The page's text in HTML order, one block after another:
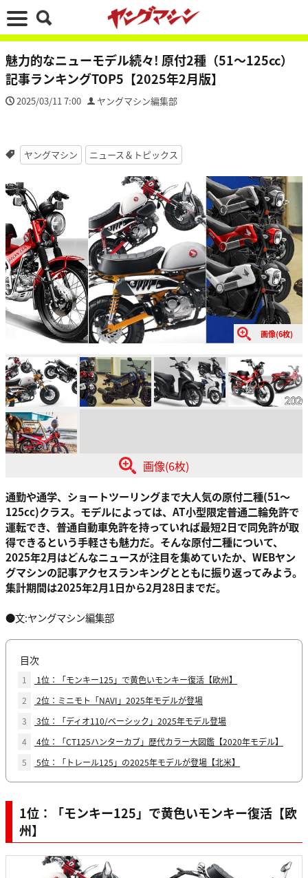
魅力的なニューモデル続々! 原付2種（51～125cc）
記事ランキングTOP5【2025年2月版】
2025/03/11 7:00 ヤングマシン編集部
ヤングマシン ニュース＆トピックス
画像(6枚)
画像(6枚)
通勤や通学、ショートツーリングまで大人気の原付二種(51～
125cc)クラス。モデルによっては、AT小型限定普通二輪免許で
運転でき、普通自動車免許を持っていれば最短2日で同免許が取
得できるという手軽さも魅力だ。そんな原付二種について、
2025年2月はどんなニュースが注目を集めていたか、WEBヤン
グマシンの記事アクセスランキングとともに振り返ってみよう。
集計期間は2025年2月1日から2月28日までだ。
●文:ヤングマシン編集部
目次
1
1位：「モンキー125」で黄色いモンキー復活【欧州】
2
2位：ミニモト「NAVI」2025年モデルが登場
3
3位：「ディオ110/ベーシック」2025年モデル登場
4
4位：「CT125ハンターカブ」歴代カラー大図鑑【2020年モデル】
5
5位：「トレール125」の2025年モデルが登場【北米】
1位：「モンキー125」で黄色いモンキー復活【欧
州】